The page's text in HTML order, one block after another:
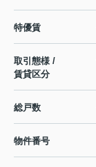
特優賃
取引態様 /
賃貸区分
総戸数
物件番号